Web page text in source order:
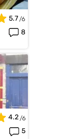
5.7
8
4.2
5